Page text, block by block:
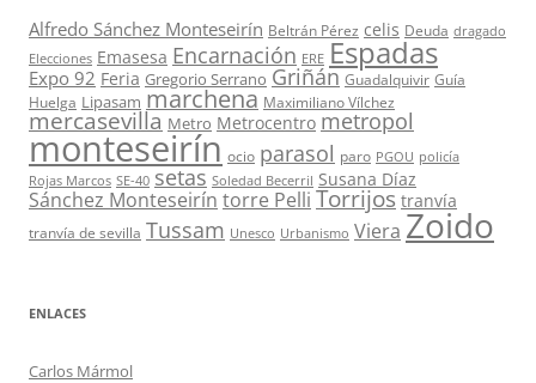
Alfredo Sánchez Monteseirín Beltrán Pérez celis Deuda dragado
Elecciones Emasesa Encarnación ERE Espadas
Expo 92 Feria Gregorio Serrano Griñán Guadalquivir Guía
Huelga Lipasam marchena Maximiliano Vílchez
mercasevilla Metro Metrocentro metropol
monteseirín ocio parasol paro PGOU policía
Rojas Marcos SE-40 setas Soledad Becerril Susana Díaz
Sánchez Monteseirín torre Pelli Torrijos tranvía
tranvía de sevilla Tussam Unesco Urbanismo Viera Zoido
ENLACES
Carlos Mármol